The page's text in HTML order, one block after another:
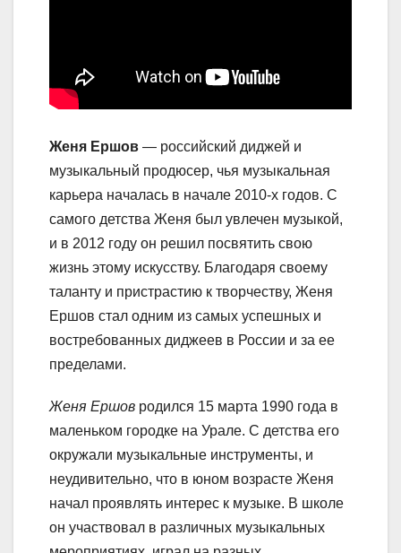
Женя Ершов — российский диджей и
музыкальный продюсер, чья музыкальная
карьера началась в начале 2010-х годов. С
самого детства Женя был увлечен музыкой,
и в 2012 году он решил посвятить свою
жизнь этому искусству. Благодаря своему
таланту и пристрастию к творчеству, Женя
Ершов стал одним из самых успешных и
востребованных диджеев в России и за ее
пределами.
Женя Ершов родился 15 марта 1990 года в
маленьком городке на Урале. С детства его
окружали музыкальные инструменты, и
неудивительно, что в юном возрасте Женя
начал проявлять интерес к музыке. В школе
он участвовал в различных музыкальных